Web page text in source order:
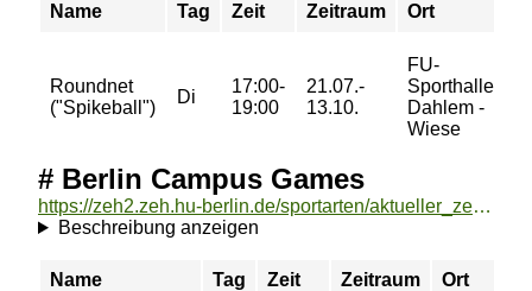
Name Tag Zeit Zeitraum Ort
Roundnet
("Spikeball")
Di
17:00-
19:00
21.07.-
13.10.
FU-
Sporthalle
Dahlem -
Wiese
# Berlin Campus Games
https://zeh2.zeh.hu-berlin.de/sportarten/aktueller_zeitraum/__Berlin_Campus_Games.html
Beschreibung anzeigen
Name Tag Zeit Zeitraum Ort